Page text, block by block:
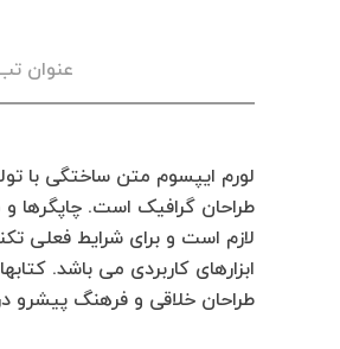
عنوان
لورم ایپسوم متن ساختگی با
طراحان گرافیک است. چاپگرها
لازم است و برای شرایط فعلی
ابزارهای کاربردی می باشد.
طراحان خلاقی و فرهنگ پیشرو